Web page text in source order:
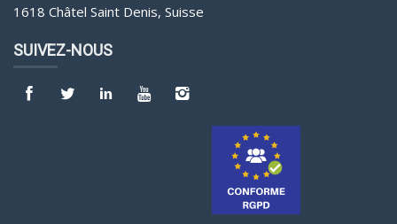
1618 Châtel Saint Denis, Suisse
SUIVEZ-NOUS